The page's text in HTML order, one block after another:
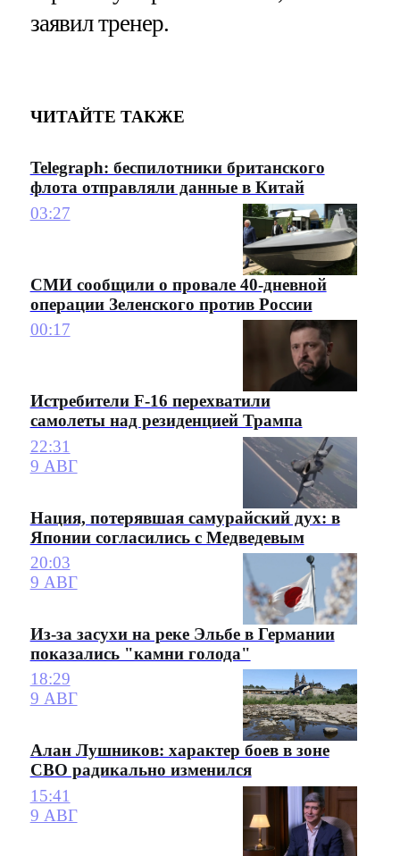
заявил тренер.
ЧИТАЙТЕ ТАКЖЕ
Telegraph: беспилотники британского
флота отправляли данные в Китай
03:27
СМИ сообщили о провале 40-дневной
операции Зеленского против России
00:17
Истребители F-16 перехватили
самолеты над резиденцией Трампа
22:31
9 АВГ
Нация, потерявшая самурайский дух: в
Японии согласились с Медведевым
20:03
9 АВГ
Из-за засухи на реке Эльбе в Германии
показались "камни голода"
18:29
9 АВГ
Алан Лушников: характер боев в зоне
СВО радикально изменился
15:41
9 АВГ